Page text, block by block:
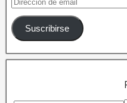
Suscribirse